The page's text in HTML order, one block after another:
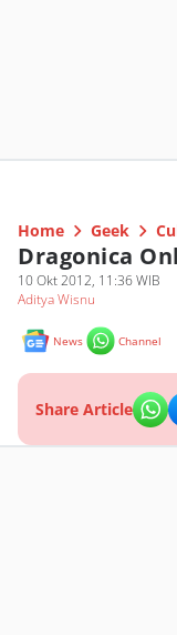
Home Geek
Dragonica
10 Okt 2012, 11:36 WIB
Aditya Wisnu
News Channel
Share Article